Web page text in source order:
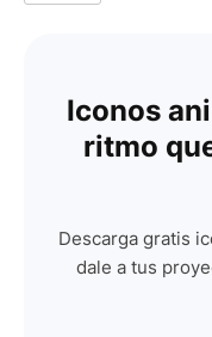
Iconos
ritmo
Descarga gratis
dale a tus